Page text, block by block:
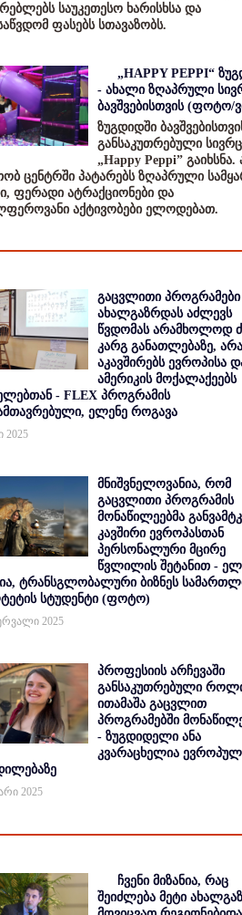
საუკეთესო ხარისხსა და
ფასებს სთავაზობს.
„HAPPY PEPPI“
- ახალი ზღაპრული
ბავშვებისთვის (ფოტო/
ზუგდიდში
განსაკუთრებული
„Happy Peppi”
ცენტრში პატარებს ზღაპრული
ფერადი ატრაქციონები და
აქტივობები ელოდებათ.
გაცვლითი პროგრამები
ახალგაზრდას აძლევს
წვდომას არამხოლოდ
კარგ განათლებაზე,
აკავშირებს ევროპისა
ამერიკის მოქალაქეებს
- FLEX პროგრამის
ელენე როგავა
2025
მნიშვნელოვანია, რომ
გაცვლითი პროგრამის
მონაწილეებმა
კავშირი ევროპასთან
პერსონალური მცირე
წვლილის შეტანით -
ტრანსგლობალური ბიზნეს
სტუდენტი (ფოტო)
2025
პროფესიის არჩევაში
განსაკუთრებული
ითამაშა გაცვლით
პროგრამებში
- ზუგდიდელი ანა
კვარაცხელია ევროპულ
2025
ჩვენი მიზანია, რაც
შეიძლება მეტი